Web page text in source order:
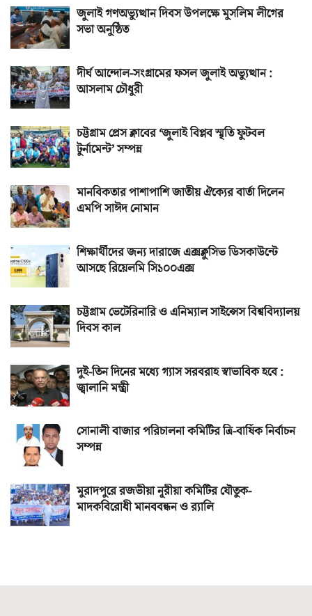
জুলাই গণঅভ্যুত্থান দিবস উপলক্ষে মুসলিম লীগের
সভা অনুষ্ঠিত
দীর্ঘ আন্দোল-সংগ্রামের ফসল জুলাই অভ্যুত্থান :
আসলাম চৌধুরী
চট্টগ্রাম প্রেস ক্লাবের ‘জুলাই বিপ্লব স্মৃতি ফুটবল
টুর্নামেন্ট’ সম্পন্ন
মানবিকতার পাশাপাশি জাতীয় ঐক্যের বার্তা দিলেন
এমপি সাঈদ নোমান
শিক্ষার্থীদের জন্য দারাজে এক্সক্লুসিভ ডিসকাউন্টে
আসছে রিয়েলমি সি১০০এক্স
চট্টগ্রাম ভেটেরিনারি ও এনিম্যাল সাইন্সেস বিশ্ববিদ্যালয়
দিবস কাল
দুই-তিন দিনের মধ্যে গ্যাস সরবরাহ স্বাভাবিক হবে :
জ্বালানি মন্ত্রী
সোনালী বাজার পরিচালনা কমিটির ত্রি-বার্ষিক নির্বাচন
সম্পন্ন
মুরাদপুরে রজভীয়া নূরীয়া কমিটির যৌতুক-
মাদকবিরোধী মানববন্ধন ও র‌্যালি